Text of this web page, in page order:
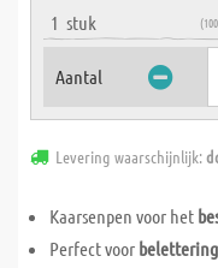
1 stuk
Aantal
Levering waarschijnlijk:
Kaarsenpen voor het
Perfect voor belettering